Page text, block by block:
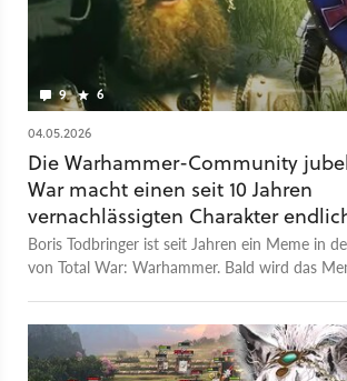
9 6
04.05.2026
Die Warhammer-Community
War macht einen seit 10 Jahren
vernachlässigten Charakter
spielbar
Boris Todbringer ist seit Jahren ein Meme in
von Total War: Warhammer. Bald wird das